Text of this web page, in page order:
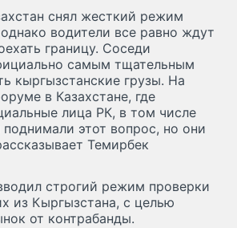
снял жесткий режим
водители все равно ждут
границу. Соседи
самым тщательным
кыргызстанские грузы. На
в Казахстане, где
лица РК, в том числе
этот вопрос, но они
Темирбек
строгий режим проверки
из Кыргызстана, с целью
от контрабанды.